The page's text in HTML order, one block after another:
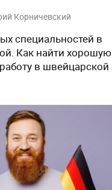
Корничевский
специальностей в
Как найти хорошую
в швейцарской